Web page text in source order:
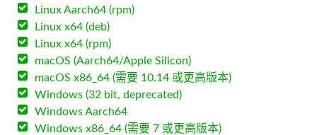
Linux Aarch64 (rpm)
Linux x64 (deb)
Linux x64 (rpm)
macOS (Aarch64/Apple Silicon)
macOS x86_64 (需要 10.14 或更高版本)
Windows (32 bit, deprecated)
Windows Aarch64
Windows x86_64 (需要 7 或更高版本)